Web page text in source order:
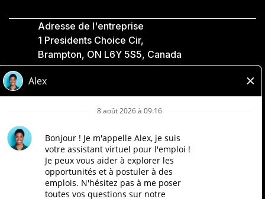
Adresse de l'entreprise
1 Presidents Choice Cir,
Brampton, ON L6Y 5S5, Canada
Politique de confidentialité
Compagnies Loblaw